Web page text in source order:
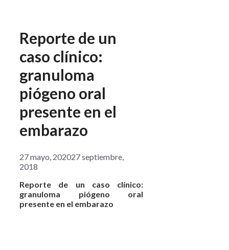
Reporte de un
caso clínico:
granuloma
piógeno oral
presente en el
embarazo
27 mayo, 202027 septiembre,
2018
Reporte de un caso clínico:
granuloma piógeno oral
presente en el embarazo